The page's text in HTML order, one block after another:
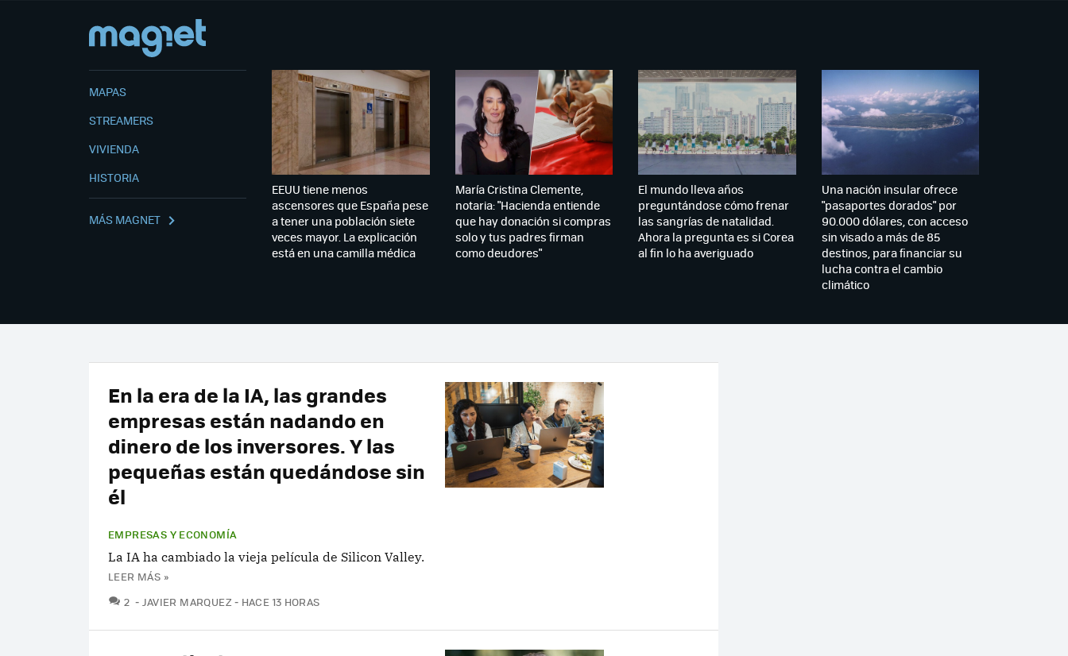
MAPAS
STREAMERS
VIVIENDA
HISTORIA
MÁS MAGNET
EEUU tiene menos
ascensores que España pese
a tener una población siete
veces mayor. La explicación
está en una camilla médica
María Cristina Clemente,
notaria: "Hacienda entiende
que hay donación si compras
solo y tus padres firman
como deudores"
El mundo lleva años
preguntándose cómo frenar
las sangrías de natalidad.
Ahora la pregunta es si Corea
al fin lo ha averiguado
Una nación insular ofrece
"pasaportes dorados" por
90.000 dólares, con acceso
sin visado a más de 85
destinos, para financiar su
lucha contra el cambio
climático
En la era de la IA, las grandes
empresas están nadando en
dinero de los inversores. Y las
pequeñas están quedándose sin
él
EMPRESAS Y ECONOMÍA
La IA ha cambiado la vieja película de Silicon Valley.
LEER MÁS »
2 COMENTARIOS
JAVIER MARQUEZ HACE 13 HORAS